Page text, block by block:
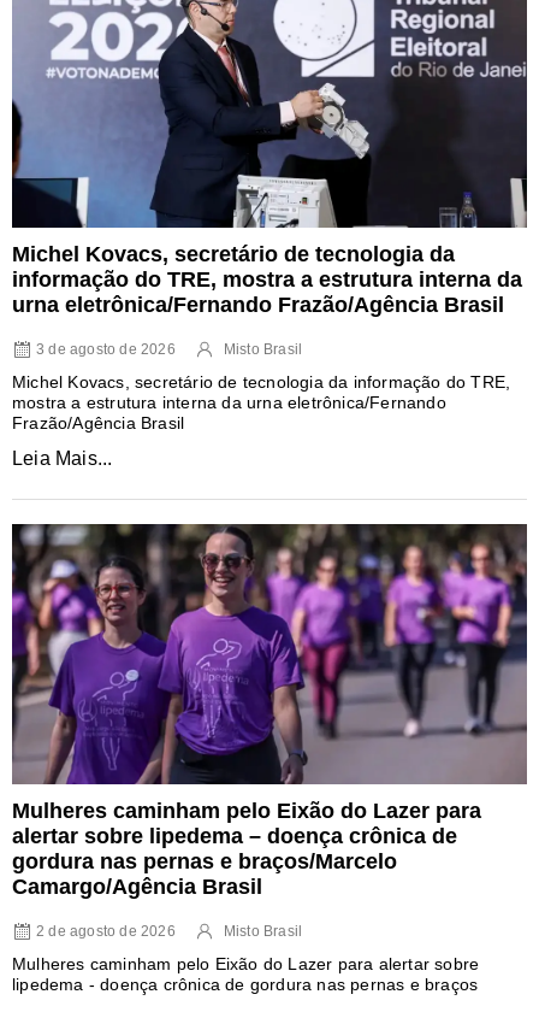
Michel Kovacs, secretário de tecnologia da
informação do TRE, mostra a estrutura interna da
urna eletrônica/Fernando Frazão/Agência Brasil
3 de agosto de 2026 Misto Brasil
Michel Kovacs, secretário de tecnologia da informação do TRE,
mostra a estrutura interna da urna eletrônica/Fernando
Frazão/Agência Brasil
Leia Mais...
Mulheres caminham pelo Eixão do Lazer para
alertar sobre lipedema – doença crônica de
gordura nas pernas e braços/Marcelo
Camargo/Agência Brasil
2 de agosto de 2026 Misto Brasil
Mulheres caminham pelo Eixão do Lazer para alertar sobre
lipedema - doença crônica de gordura nas pernas e braços